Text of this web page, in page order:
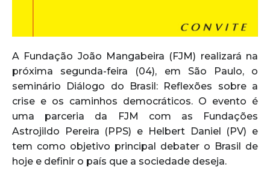
A Fundação João Mangabeira (FJM) realizará na
próxima segunda-feira (04), em São Paulo, o
seminário Diálogo do Brasil: Reflexões sobre a
crise e os caminhos democráticos. O evento é
uma parceria da FJM com as Fundações
Astrojildo Pereira (PPS) e Helbert Daniel (PV) e
tem como objetivo principal debater o Brasil de
hoje e definir o país que a sociedade deseja.